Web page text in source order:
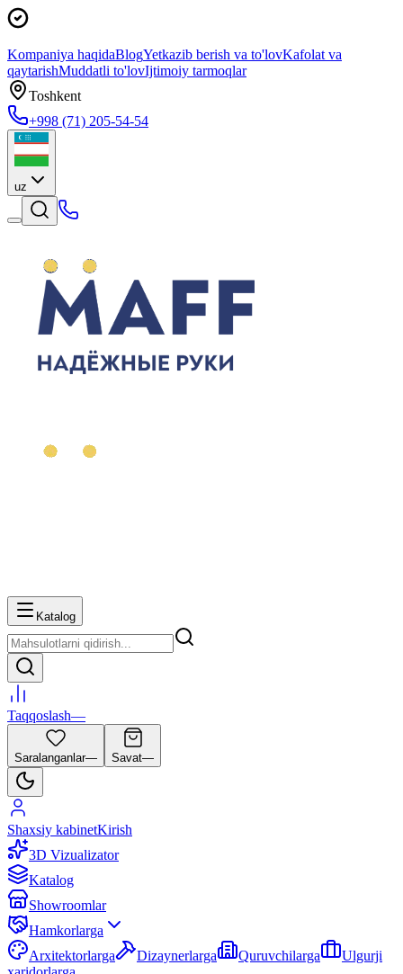
Kompaniya haqidaBlogYetkazib berish va to'lovKafolat va
qaytarishMuddatli to'lovIjtimoiy tarmoqlar
Toshkent
+998 (71) 205-54-54
uz
Katalog
Taqqoslash—
Saralanganlar— Savat—
Shaxsiy kabinetKirish
3D Vizualizator
Katalog
Showroomlar
Hamkorlarga
Arxitektorlarga
Dizaynerlarga Quruvchilarga
Ulgurji